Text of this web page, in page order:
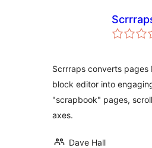
Scrrraps converts pages
block editor into
"scrapbook" pages,
axes.
Dave Hall